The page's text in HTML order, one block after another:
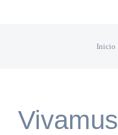
Inicio
Vivamus